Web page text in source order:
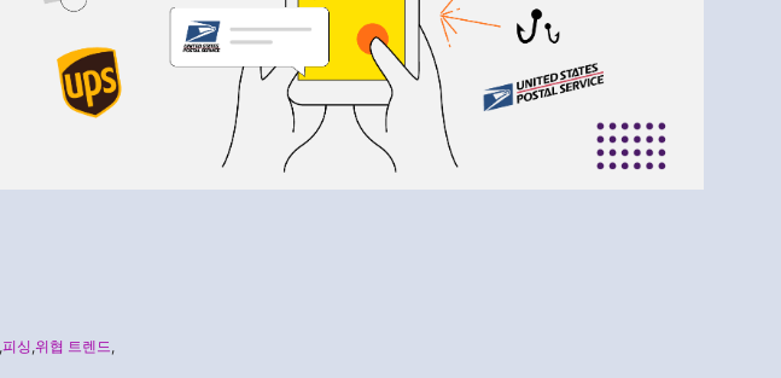
피싱 위협 트렌드